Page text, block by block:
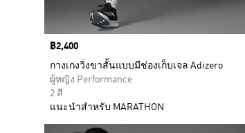
Price
฿2,400
กางเกงวิ่งขาสั้นแบบมีช่องเก็บเจล Adizero
ผู้หญิง Performance
2 สี
แนะนำสำหรับ MARATHON